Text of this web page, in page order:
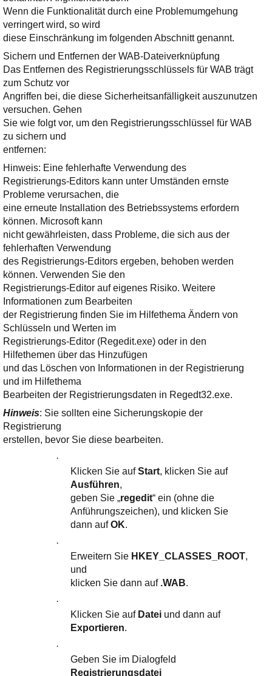
Wenn die Funktionalität durch eine Problemumgehung
verringert wird, so wird
diese Einschränkung im folgenden Abschnitt genannt.
Sichern und Entfernen der WAB-Dateiverknüpfung
Das Entfernen des Registrierungsschlüssels für WAB trägt
zum Schutz vor
Angriffen bei, die diese Sicherheitsanfälligkeit auszunutzen
versuchen. Gehen
Sie wie folgt vor, um den Registrierungsschlüssel für WAB
zu sichern und
entfernen:
Hinweis: Eine fehlerhafte Verwendung des
Registrierungs-Editors kann unter Umständen ernste
Probleme verursachen, die
eine erneute Installation des Betriebssystems erfordern
können. Microsoft kann
nicht gewährleisten, dass Probleme, die sich aus der
fehlerhaften Verwendung
des Registrierungs-Editors ergeben, behoben werden
können. Verwenden Sie den
Registrierungs-Editor auf eigenes Risiko. Weitere
Informationen zum Bearbeiten
der Registrierung finden Sie im Hilfethema Ändern von
Schlüsseln und Werten im
Registrierungs-Editor (Regedit.exe) oder in den
Hilfethemen über das Hinzufügen
und das Löschen von Informationen in der Registrierung
und im Hilfethema
Bearbeiten der Registrierungsdaten in Regedt32.exe.
Hinweis: Sie sollten eine Sicherungskopie der
Registrierung
erstellen, bevor Sie diese bearbeiten.
·
Klicken Sie aufStart, klicken Sie auf
Ausführen,
geben Sie „regedit“ ein (ohne die
Anführungszeichen), und klicken Sie
dann aufOK.
·
Erweitern Sie HKEY_CLASSES_ROOT,
und
klicken Sie dann auf .WAB.
·
Klicken Sie auf Dateiund dann auf
Exportieren.
·
Geben Sie im Dialogfeld
Registrierungsdatei